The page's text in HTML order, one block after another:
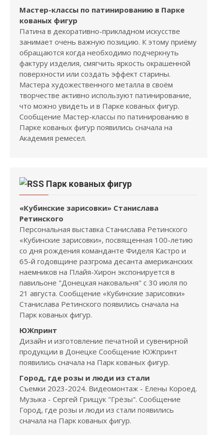
Мастер-классы по патинированию в Парке
кованых фигур
Патина в декоративно-прикладном искусстве
занимает очень важную позицию. К этому приёму
обращаются когда необходимо подчеркнуть
фактуру изделия, смягчить яркость окрашенной
поверхности или создать эффект старины.
Мастера художественного металла в своём
творчестве активно используют патинирование,
что можно увидеть и в Парке кованых фигур.
Сообщение Мастер-классы по патинированию в
Парке кованых фигур появились сначала на
Академия ремесел.
Парк кованых фигур
«Кубинские зарисовки» Станислава
Ретинского
Персональная выставка Станислава Ретинского
«Кубинские зарисовки», посвященная 100-летию
со дня рождения команданте Фиделя Кастро и
65-й годовщине разгрома десанта американских
наемников на Плайя-Хирон экспонируется в
павильоне "Донецкая наковальня" с 30 июля по
21 августа. Сообщение «Кубинские зарисовки»
Станислава Ретинского появились сначала на
Парк кованых фигур.
ЮЖпринт
Дизайн и изготовление печатной и сувенирной
продукции в Донецке Сообщение ЮЖпринт
появились сначала на Парк кованых фигур.
Город, где розы и люди из стали
Съемки 2023-2024. Видеомонтаж - Елены Короед.
Музыка - Сергей Грищук "Грёзы". Сообщение
Город, где розы и люди из стали появились
сначала на Парк кованых фигур.